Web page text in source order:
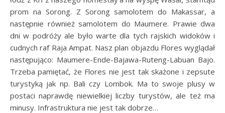
prom na Sorong. Z Sorong samolotem do Makassar, a
następnie również samolotem do Maumere. Prawie dwa
dni w podróży ale było warte dla tych rajskich widoków i
cudnych raf Raja Ampat. Nasz plan objazdu Flores wyglądał
następująco: Maumere-Ende-Bajawa-Ruteng-Labuan Bajo.
Trzeba pamiętać, że Flores nie jest tak skażone i zepsute
turystyką jak np. Bali czy Lombok. Ma to swoje plusy w
postaci naprawdę niewielkiej liczby turystów, ale też ma
minusy. Infrastruktura nie jest tak dobrze…